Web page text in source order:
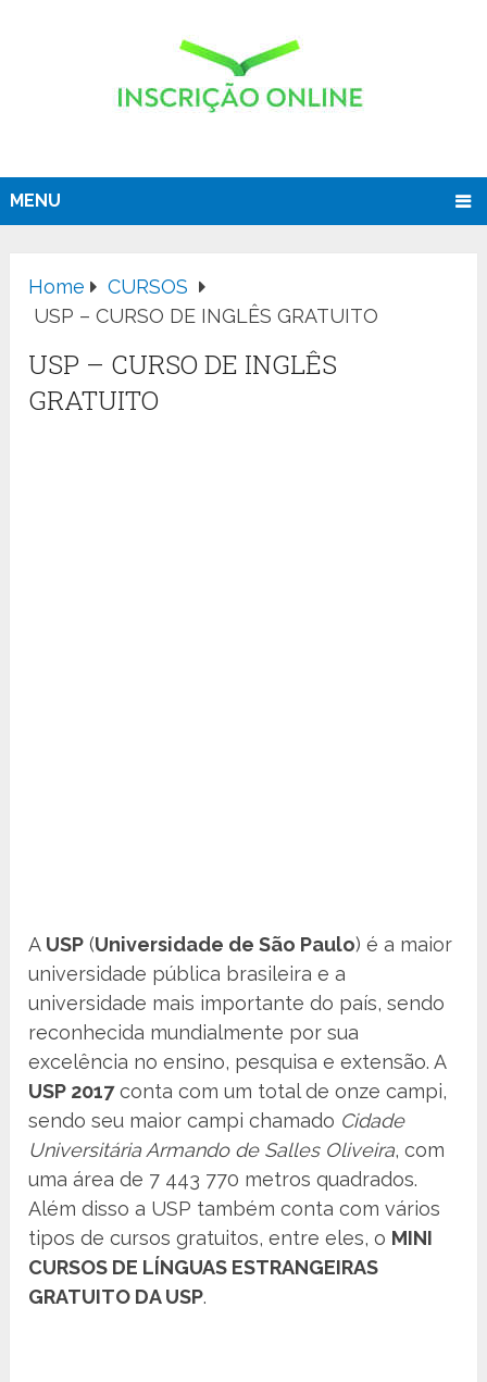
MENU
Home
CURSOS
USP – CURSO DE INGLÊS GRATUITO
USP – CURSO DE INGLÊS
GRATUITO
A USP (Universidade de São Paulo) é a maior
universidade pública brasileira e a
universidade mais importante do país, sendo
reconhecida mundialmente por sua
excelência no ensino, pesquisa e extensão. A
USP 2017conta com um total de onze campi,
sendo seu maior campi chamado Cidade
Universitária Armando de Salles Oliveira, com
uma área de 7 443 770 metros quadrados.
Além disso a USP também conta com vários
tipos de cursos gratuitos, entre eles, o MINI
CURSOS DE LÍNGUAS ESTRANGEIRAS
GRATUITO DA USP.